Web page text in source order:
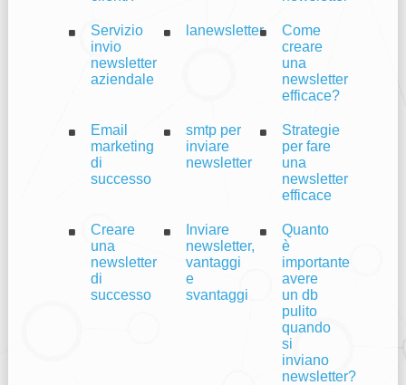
Servizio
invio
newsletter
aziendale
lanewsletter
Come
creare
una
newsletter
efficace?
Email
marketing
di
successo
smtp per
inviare
newsletter
Strategie
per fare
una
newsletter
efficace
Creare
una
newsletter
di
successo
Inviare
newsletter,
vantaggi
e
svantaggi
Quanto
è
importante
avere
un db
pulito
quando
si
inviano
newsletter?